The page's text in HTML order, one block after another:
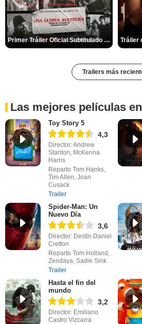
Primer Tráiler Oficial Subtitulado de 'Una última aventura: Detrás de cámaras de Stranger Things 5'
Trailers más
Las mejores películas
Toy Story 5
4,3
Director: Andrew
Stanton, McKenna
Harris
Reparto Tom Hanks,
Tim Allen, Joan
Cusack
Trailer
Spider-Man: Un
Nuevo Día
3,6
Director: Destin Daniel
Cretton
Reparto Tom Holland,
Zendaya, Sadie Sink
Trailer
Hasta el fin del
mundo
3,2
Director: Emiliano
Castro Vizcarra